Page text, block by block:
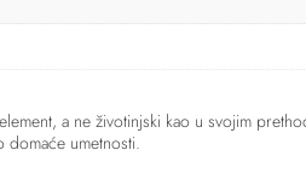
a ne životinjski kao u svojim
domaće umetnosti.